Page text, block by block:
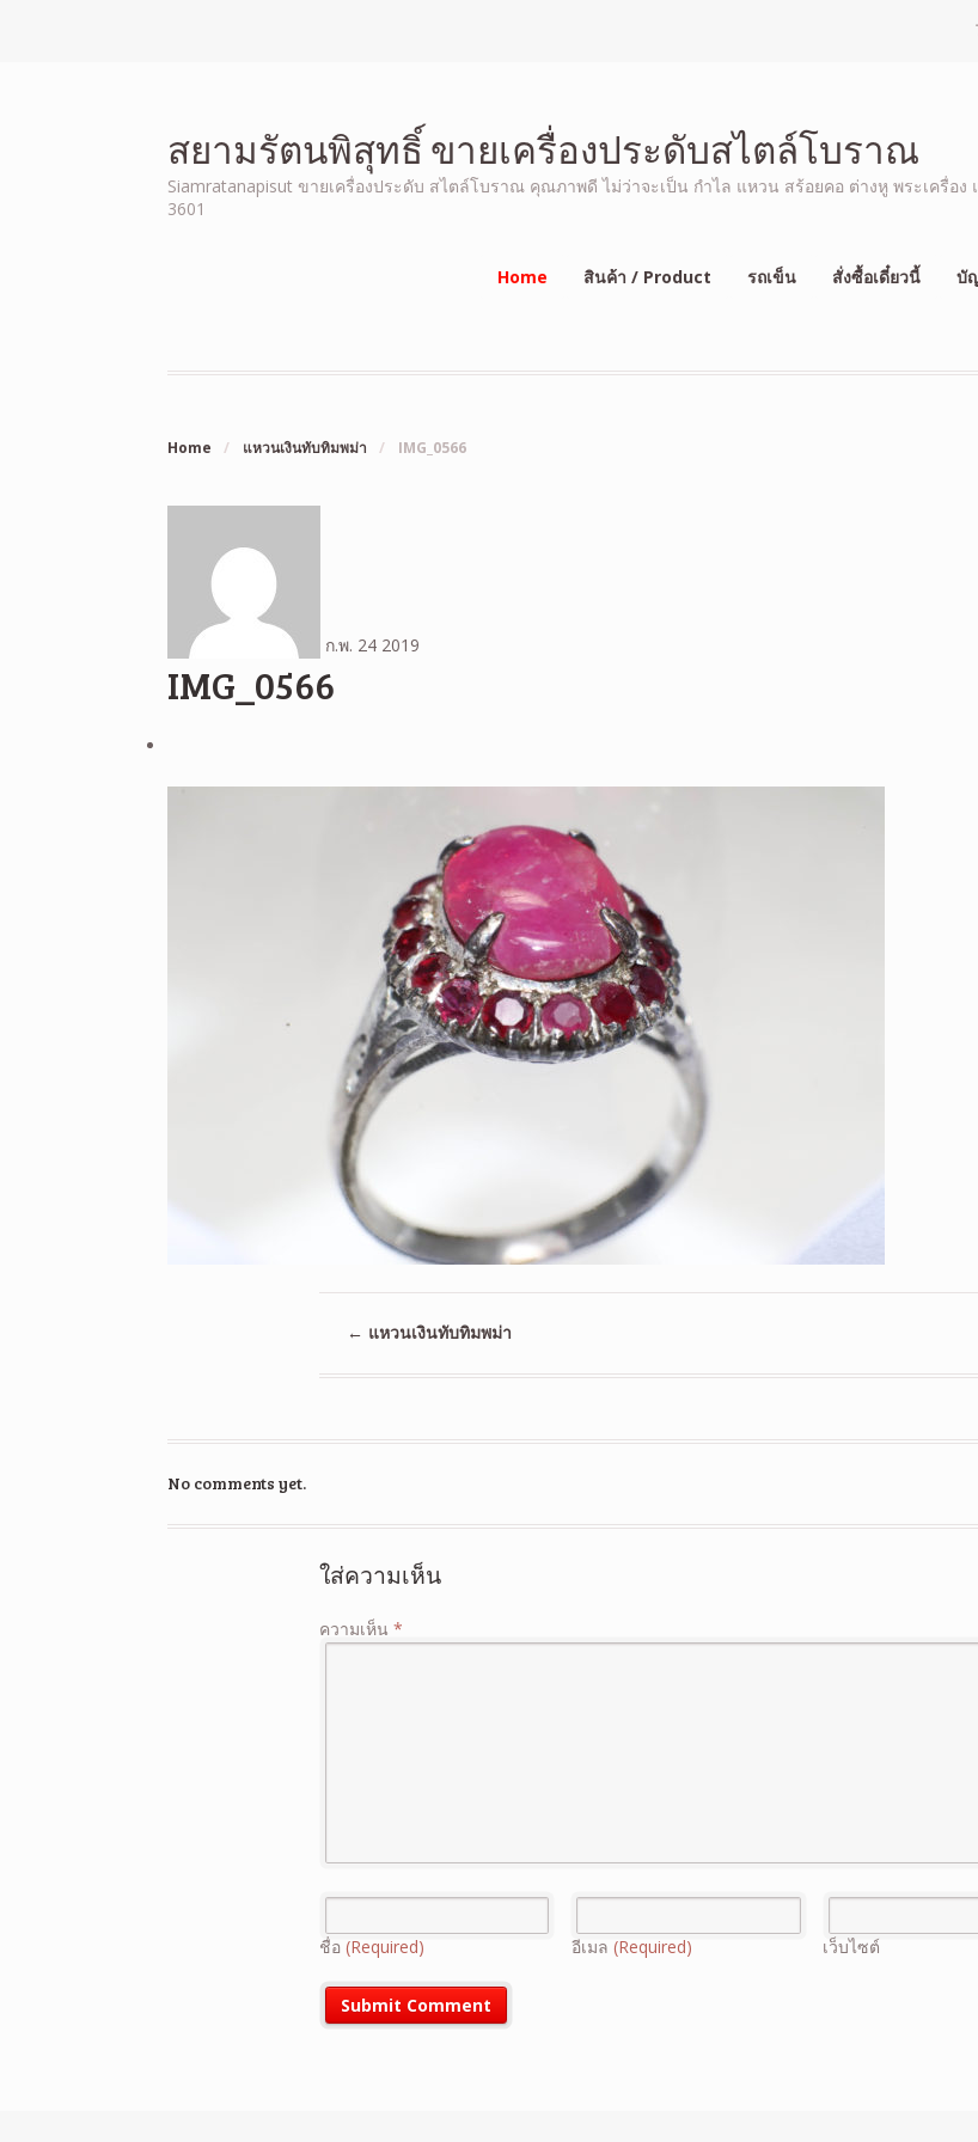
สยามรัตนพิสุทธิ์ ขายเครื่องประดับสไตล์โบราณ
Siamratanapisut ขายเครื่องประดับ สไตล์โบราณ คุณภาพดี ไม่ว่าจะเป็น กำไล แหวน สร้อยคอ ต่างหู พระเครื่อ
3601
Home สินค้า / Product รถเข็น สั่งซื้อเดี๋ยวนี้ บั
Home / แหวนเงินทับทิมพม่า / IMG_0566
ก.พ. 24 2019
IMG_0566
← แหวนเงินทับทิมพม่า
No comments yet.
ใส่ความเห็น
ความเห็น*
ชื่อ(Required) อีเมล (Required) เว็บไซต์